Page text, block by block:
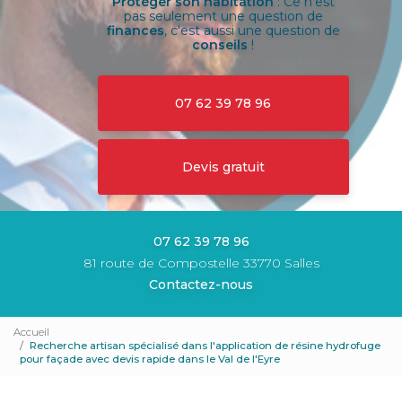
pas seulement une question de
finances, c'est aussi une question de
conseils !
07 62 39 78 96
Devis gratuit
07 62 39 78 96
81 route de Compostelle 33770 Salles
Contactez-nous
Accueil
Recherche artisan spécialisé dans l'application de résine hydrofuge
pour façade avec devis rapide dans le Val de l'Eyre